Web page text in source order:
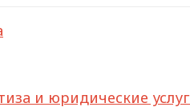
и юридические